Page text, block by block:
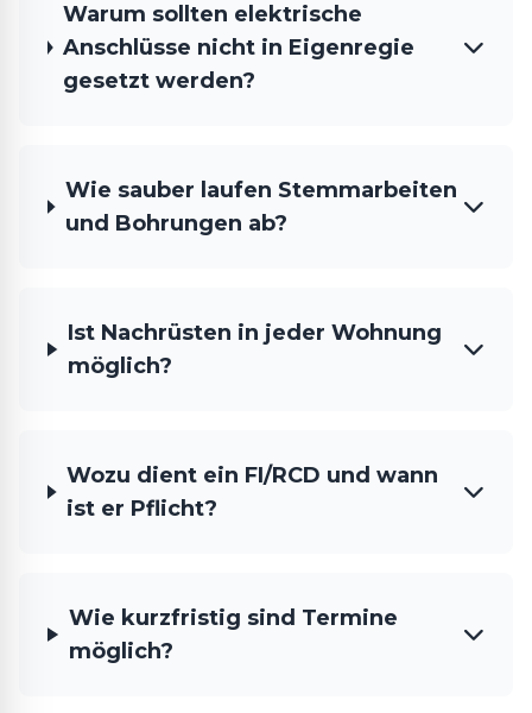
Warum sollten elektrische
Anschlüsse nicht in Eigenregie
gesetzt werden?
Wie sauber laufen Stemmarbeiten
und Bohrungen ab?
Ist Nachrüsten in jeder Wohnung
möglich?
Wozu dient ein FI/RCD und wann
ist er Pflicht?
Wie kurzfristig sind Termine
möglich?